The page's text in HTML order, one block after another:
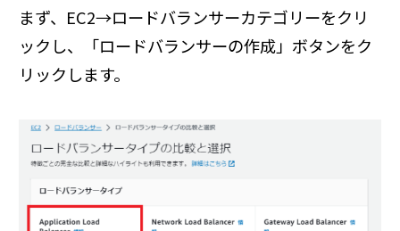
まず、EC2→ロードバランサーカテゴリーをクリ
ックし、「ロードバランサーの作成」ボタンをク
リックします。